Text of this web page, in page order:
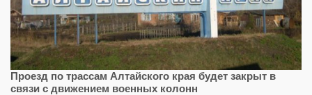
Проезд по трассам Алтайского края будет закрыт в
связи с движением военных колонн